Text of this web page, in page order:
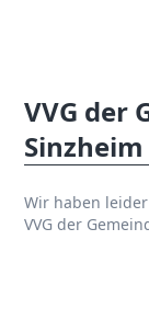
VVG der
Sinzheim
Wir haben
VVG der